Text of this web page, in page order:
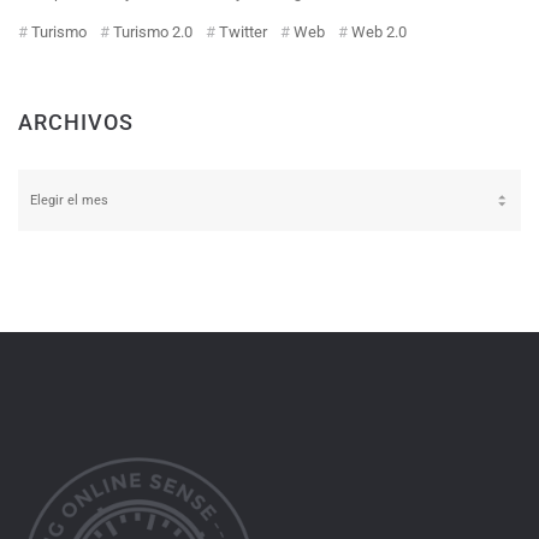
Turismo Turismo 2.0 Twitter Web Web 2.0
ARCHIVOS